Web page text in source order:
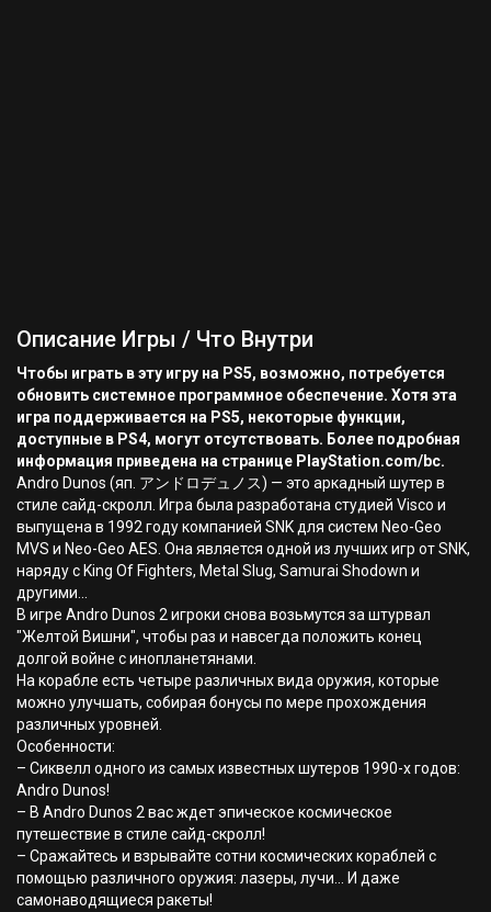
Описание Игры / Что Внутри
Чтобы играть в эту игру на PS5, возможно, потребуется
обновить системное программное обеспечение. Хотя эта
игра поддерживается на PS5, некоторые функции,
доступные в PS4, могут отсутствовать. Более подробная
информация приведена на странице PlayStation.com/bc.
Andro Dunos (яп. アンドロデュノス) — это аркадный шутер в
стиле сайд-скролл. Игра была разработана студией Visco и
выпущена в 1992 году компанией SNK для систем Neo-Geo
MVS и Neo-Geo AES. Она является одной из лучших игр от SNK,
наряду с King Of Fighters, Metal Slug, Samurai Shodown и
другими...
В игре Andro Dunos 2 игроки снова возьмутся за штурвал
"Желтой Вишни", чтобы раз и навсегда положить конец
долгой войне с инопланетянами.
На корабле есть четыре различных вида оружия, которые
можно улучшать, собирая бонусы по мере прохождения
различных уровней.
Особенности:
– Сиквелл одного из самых известных шутеров 1990-х годов:
Andro Dunos!
– В Andro Dunos 2 вас ждет эпическое космическое
путешествие в стиле сайд-скролл!
– Сражайтесь и взрывайте сотни космических кораблей с
помощью различного оружия: лазеры, лучи... И даже
самонаводящиеся ракеты!